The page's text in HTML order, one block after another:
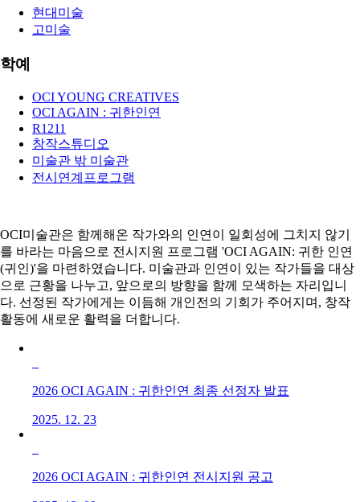
현대미술
고미술
학예
OCI YOUNG CREATIVES
OCI AGAIN : 귀한인연
R1211
창작스튜디오
미술관 밖 미술관
전시연계프로그램
OCI미술관은 함께해온 작가와의 인연이 일회성에 그치지 않기
를 바라는 마음으로 전시지원 프로그램 'OCI AGAIN: 귀한 인연
(귀인)'을 마련하였습니다. 미술관과 인연이 있는 작가들을 대상
으로 근황을 나누고, 앞으로의 방향을 함께 모색하는 자리입니
다. 선정된 작가에게는 이듬해 개인전의 기회가 주어지며, 창작
활동에 새로운 활력을 더합니다.
2026 OCI AGAIN : 귀한인연 최종 선정자 발표
2025. 12. 23
2026 OCI AGAIN : 귀한인연 전시지원 공고